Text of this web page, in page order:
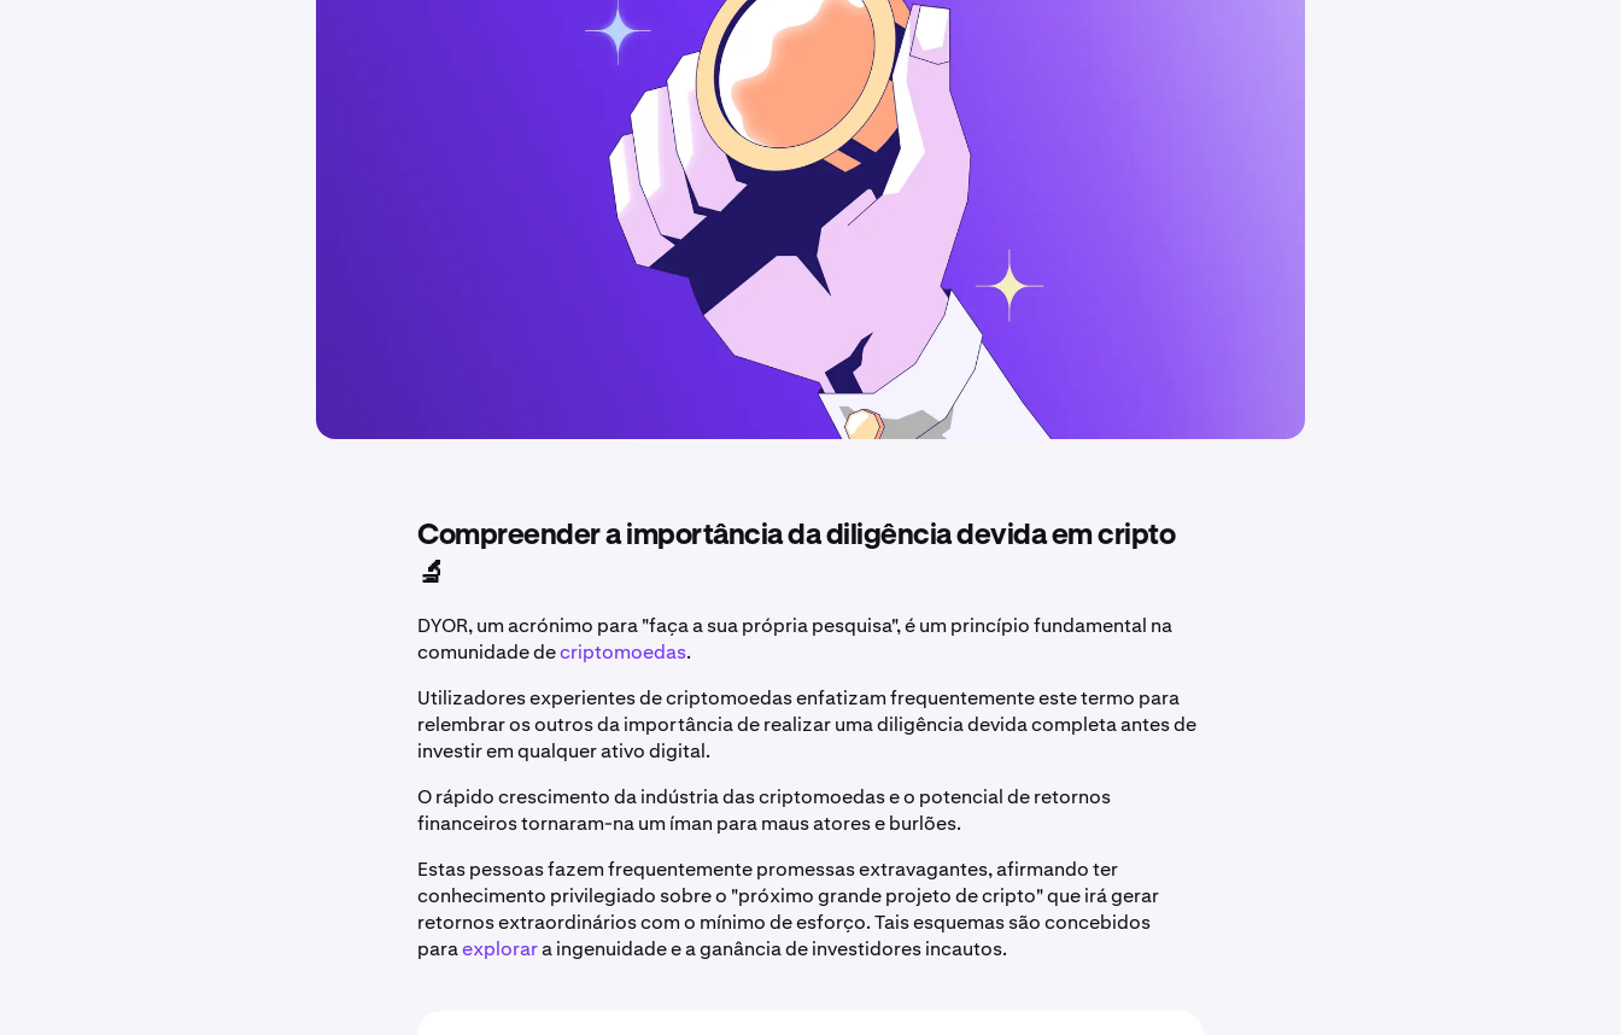
Compreender a importância da diligência devida em cripto
🔬
DYOR, um acrónimo para "faça a sua própria pesquisa", é um princípio fundamental na
comunidade decriptomoedas.
Utilizadores experientes de criptomoedas enfatizam frequentemente este termo para
relembrar os outros da importância de realizar uma diligência devida completa antes de
investir em qualquer ativo digital.
O rápido crescimento da indústria das criptomoedas e o potencial de retornos
financeiros tornaram-na um íman para maus atores e burlões.
Estas pessoas fazem frequentemente promessas extravagantes, afirmando ter
conhecimento privilegiado sobre o "próximo grande projeto de cripto" que irá gerar
retornos extraordinários com o mínimo de esforço. Tais esquemas são concebidos
paraexplorara ingenuidade e a ganância de investidores incautos.